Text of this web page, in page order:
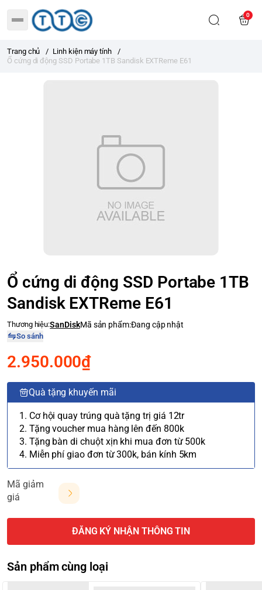
0
Trang chủ / Linh kiện máy tính
/
Ổ cứng di động SSD Portabe 1TB Sandisk EXTReme E61
Ổ cứng di động SSD Portabe 1TB
Sandisk EXTReme E61
Thương hiệu:SanDiskMã sản phẩm:Đang cập nhật
So sánh
2.950.000₫
Quà tặng khuyến mãi
1. Cơ hội quay trúng quà tặng trị giá 12tr
2. Tặng voucher mua hàng lên đến 800k
3. Tặng bàn di chuột xịn khi mua đơn từ 500k
4. Miễn phí giao đơn từ 300k, bán kính 5km
Mã giảm
giá
ĐĂNG KÝ NHẬN THÔNG TIN
Sản phẩm cùng loại